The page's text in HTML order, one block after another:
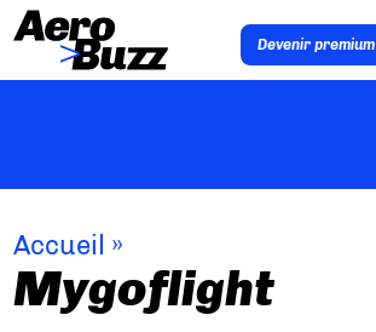
Devenir premium
Accueil »
Mygoflight